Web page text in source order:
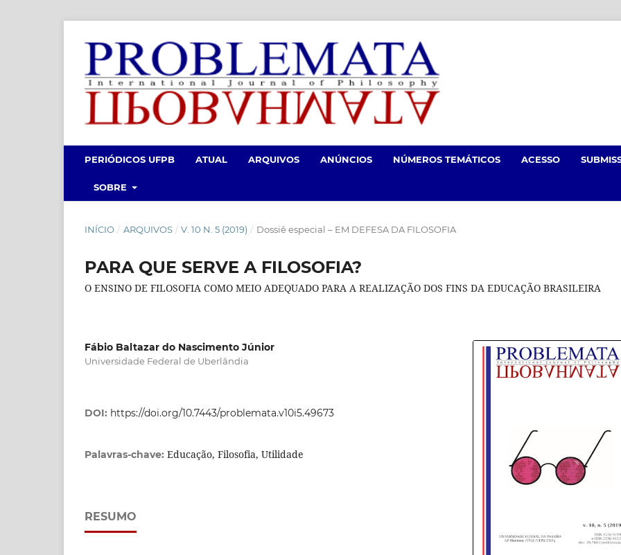
PERIÓDICOS UFPB ATUAL ARQUIVOS ANÚNCIOS NÚMEROS TEMÁTICOS ACESSO
SOBRE
INÍCIO / ARQUIVOS / V. 10 N. 5 (2019) / Dossiê especial – EM DEFESA DA FILOSOFIA
PARA QUE SERVE A FILOSOFIA?
O ENSINO DE FILOSOFIA COMO MEIO ADEQUADO PARA A REALIZAÇÃO DOS FINS DA EDUCAÇÃO BRASILEIRA
Fábio Baltazar do Nascimento Júnior
Universidade Federal de Uberlândia
DOI: https://doi.org/10.7443/problemata.v10i5.49673
Palavras-chave: Educação, Filosofia, Utilidade
RESUMO